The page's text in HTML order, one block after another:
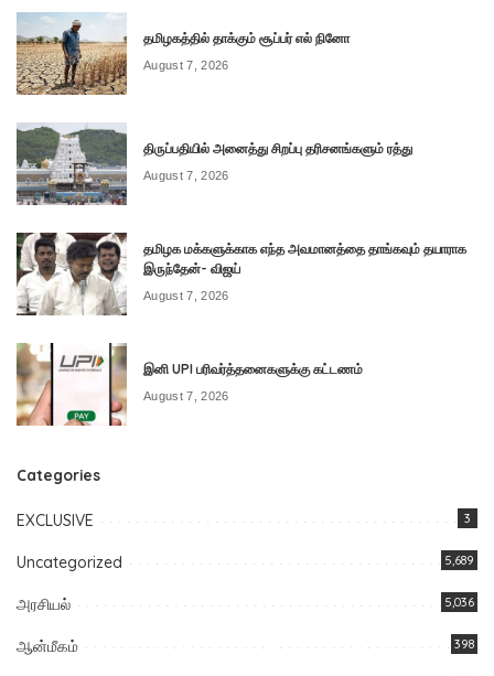
தமிழகத்தில் தாக்கும் சூப்பர் எல் நினோ
August 7, 2026
திருப்பதியில் அனைத்து சிறப்பு தரிசனங்களும் ரத்து
August 7, 2026
தமிழக மக்களுக்காக எந்த அவமானத்தை தாங்கவும் தயாராக
இருந்தேன்- விஜய்
August 7, 2026
இனி UPI பரிவர்த்தனைகளுக்கு கட்டணம்
August 7, 2026
Categories
EXCLUSIVE 3
Uncategorized 5,689
அரசியல் 5,036
ஆன்மீகம் 398